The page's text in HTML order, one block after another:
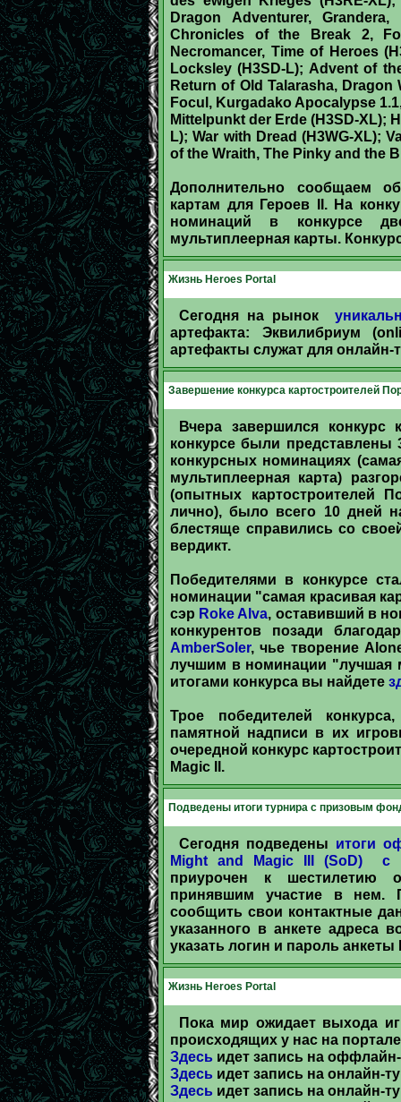
Dragon Adventurer,
Chronicles of the Break 2,
Necromancer, Time of Heroes
Locksley (H3SD-L); Advent of
Return of Old Talarasha,
Focul, Kurgadako Apocalypse
Mittelpunkt der Erde (H3SD-XL);
L); War with Dread (H3WG-XL);
of the Wraith, The Pinky and the
Дополнительно сообщаем
картам для Героев II. На
номинаций в конкурсе
мультиплеерная карты.
Жизнь Heroes Portal
Сегодня на рынок
артефакта: Эквилибриум
артефакты служат для
Завершение конкурса картостроителей
Вчера завершился конкурс
конкурсе были представлены
конкурсных номинациях
мультиплеерная карта)
(опытных картостроителей
лично), было всего 10 дней
блестяще справились со
вердикт.
Победителями в конкурсе
номинации "самая красивая
сэр Roke Alva, оставивший в
конкурентов позади
AmberSoler, чье творение
лучшим в номинации "лучшая
итогами конкурса вы найдете
Трое победителей
памятной надписи в их
очередной конкурс
Magic II.
Подведены итоги турнира с призовым
Сегодня подведены итоги
Might and Magic III (SoD) с
приурочен к шестилетию
принявшим участие в нем.
сообщить свои контактные
указанного в анкете адреса
указать логин и пароль анкеты
Жизнь Heroes Portal
Пока мир ожидает выхода
происходящих у нас на
Здесь идет запись на
Здесь идет запись на онлайн-
Здесь идет запись на онлайн-